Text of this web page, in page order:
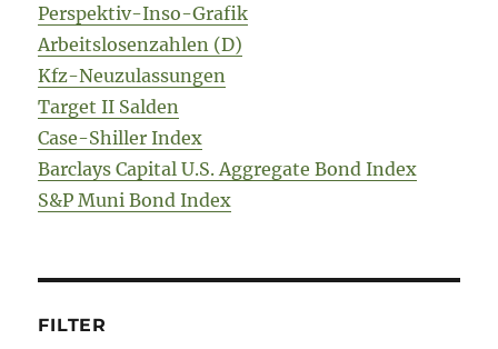
Perspektiv-Inso-Grafik
Arbeitslosenzahlen (D)
Kfz-Neuzulassungen
Target II Salden
Case-Shiller Index
Barclays Capital U.S. Aggregate Bond Index
S&P Muni Bond Index
FILTER